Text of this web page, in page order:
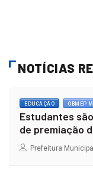
NOTÍCIAS
EDUCAÇÃO OBMEP
Estudantes
de premiação
Prefeitura Municipal